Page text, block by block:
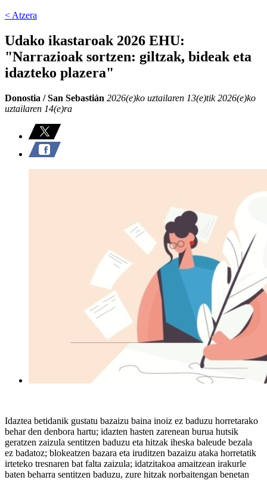
< Atzera
Udako ikastaroak 2026 EHU:
"Narrazioak sortzen: giltzak, bideak eta
idazteko plazera"
Donostia / San Sebastián 2026(e)ko uztailaren 13(e)tik 2026(e)ko
uztailaren 14(e)ra
Idaztea betidanik gustatu bazaizu baina inoiz ez baduzu horretarako
behar den denbora hartu; idazten hasten zarenean burua hutsik
geratzen zaizula sentitzen baduzu eta hitzak iheska baleude bezala
ez badatoz; blokeatzen bazara eta iruditzen bazaizu ataka horretatik
irteteko tresnaren bat falta zaizula; idatzitakoa amaitzean irakurle
baten beharra sentitzen baduzu, zure hitzak norbaitengan benetan